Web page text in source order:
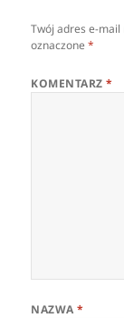
Twój adres e-
oznaczone*
KOMENTARZ*
NAZWA*